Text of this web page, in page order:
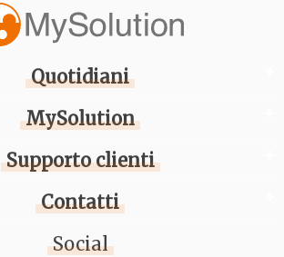
Quotidiani
MySolution
Supporto clienti
Contatti
Social